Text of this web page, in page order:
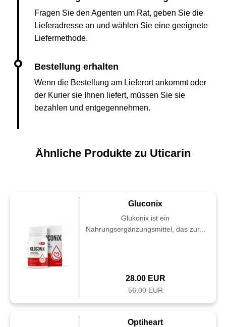
Fragen Sie den Agenten um Rat, geben Sie die
Lieferadresse an und wählen Sie eine geeignete
Liefermethode.
Wenn die Bestellung am Lieferort ankommt oder
der Kurier sie Ihnen liefert, müssen Sie sie
bezahlen und entgegennehmen.
Ähnliche Produkte zu Uticarin
Gluconix
Glukonix ist ein
Nahrungsergänzungsmittel, das zur...
28.00 EUR
56.00 EUR
Optiheart